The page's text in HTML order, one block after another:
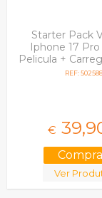
Starter Pack
Iphone 17 Pro
Pelicula +
+ Proteção
REF:
€ 39,
Ver